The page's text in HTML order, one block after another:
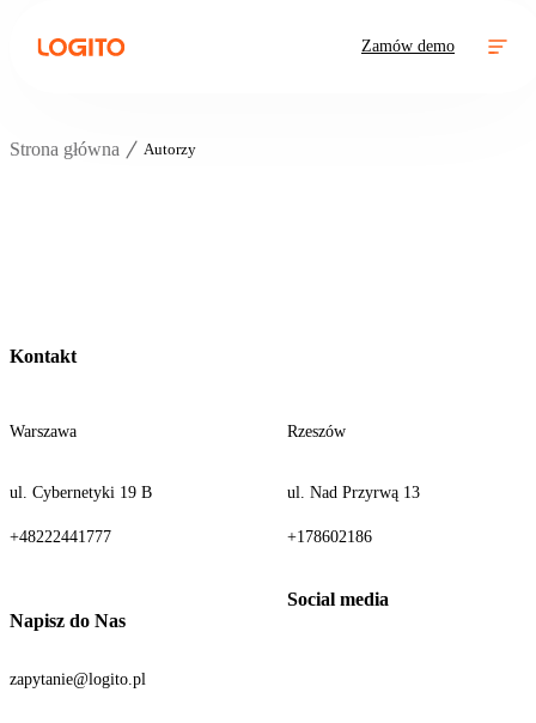
Zamów demo
Strona główna Autorzy
Kontakt
Warszawa
ul. Cybernetyki 19 B
+48222441777
Rzeszów
ul. Nad Przyrwą 13
+178602186
Napisz do Nas
zapytanie@logito.pl